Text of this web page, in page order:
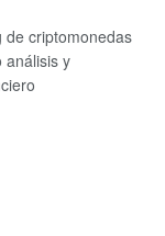
de criptomonedas
análisis y